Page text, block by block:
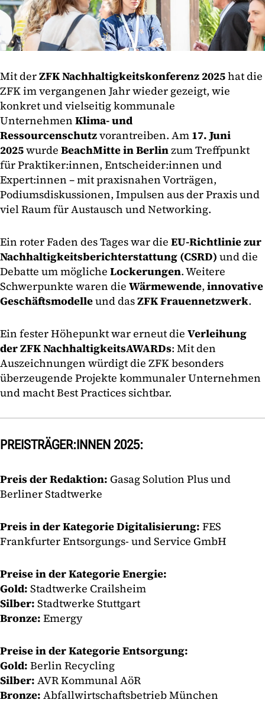
Mit derZFK Nachhaltigkeitskonferenz 2025hat die
ZFK im vergangenen Jahr wieder gezeigt, wie
konkret und vielseitig kommunale
Unternehmen Klima- und
Ressourcenschutzvorantreiben. Am 17. Juni
2025wurde BeachMitte in Berlinzum Treffpunkt
für Praktiker:innen, Entscheider:innen und
Expert:innen – mit praxisnahen Vorträgen,
Podiumsdiskussionen, Impulsen aus der Praxis und
viel Raum für Austausch und Networking.
Ein roter Faden des Tages war die EU-Richtlinie zur
Nachhaltigkeitsberichterstattung (CSRD) und die
Debatte um mögliche Lockerungen. Weitere
Schwerpunkte waren die Wärmewende, innovative
Geschäftsmodelleund dasZFK Frauennetzwerk.
Ein fester Höhepunkt war erneut die Verleihung
der ZFK NachhaltigkeitsAWARDs: Mit den
Auszeichnungen würdigt die ZFK besonders
überzeugende Projekte kommunaler Unternehmen
und macht Best Practices sichtbar.
PREISTRÄGER:INNEN 2025:
Preis der Redaktion: Gasag Solution Plus und
Berliner Stadtwerke
Preis in der Kategorie Digitalisierung: FES
Frankfurter Entsorgungs- und Service GmbH
Preise in der Kategorie Energie:
Gold: Stadtwerke Crailsheim
Silber: Stadtwerke Stuttgart
Bronze: Emergy
Preise in der Kategorie Entsorgung:
Gold: Berlin Recycling​​​​​​​
Silber: AVR Kommunal AöR​​​​​​​
Bronze: Abfallwirtschaftsbetrieb München